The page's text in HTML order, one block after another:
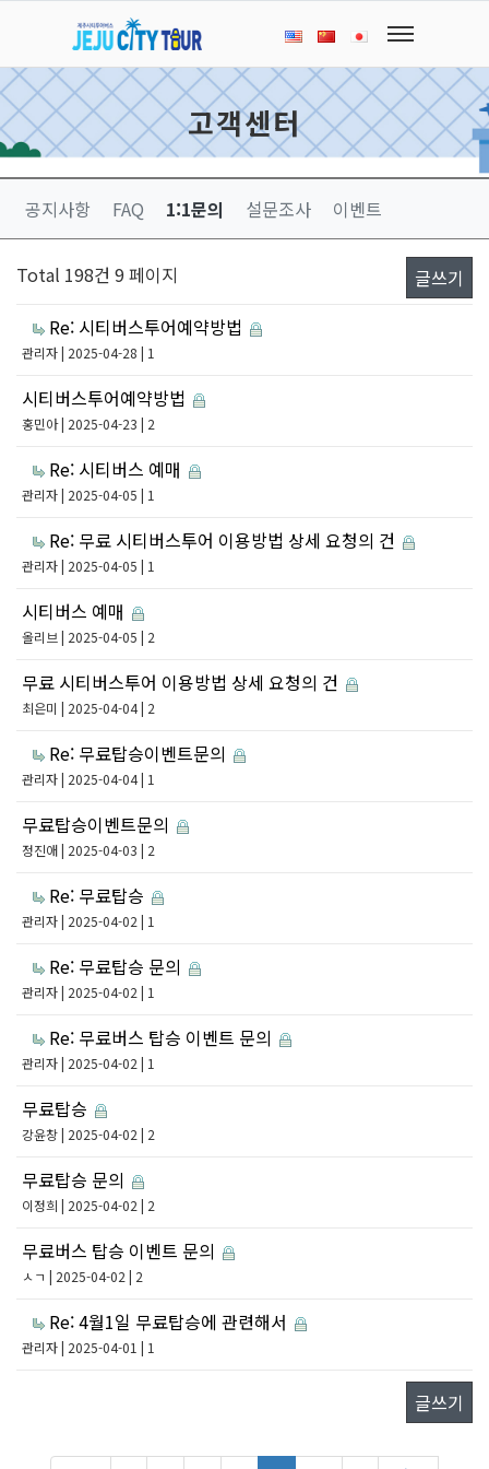
고객센터
공지사항 FAQ 1:1문의 설문조사 이벤트
Total 198건 9 페이지
글쓰기
Re: 시티버스투어예약방법
관리자| 2025-04-28 | 1
시티버스투어예약방법
홍민아| 2025-04-23 | 2
Re: 시티버스 예매
관리자| 2025-04-05 | 1
Re: 무료 시티버스투어 이용방법 상세 요청의 건
관리자| 2025-04-05 | 1
시티버스 예매
올리브 | 2025-04-05 | 2
무료 시티버스투어 이용방법 상세 요청의 건
최은미 | 2025-04-04 | 2
Re: 무료탑승이벤트문의
관리자| 2025-04-04 | 1
무료탑승이벤트문의
정진애| 2025-04-03 | 2
Re: 무료탑승
관리자| 2025-04-02 | 1
Re: 무료탑승 문의
관리자| 2025-04-02 | 1
Re: 무료버스 탑승 이벤트 문의
관리자| 2025-04-02 | 1
무료탑승
강윤창| 2025-04-02 | 2
무료탑승 문의
이정희 | 2025-04-02 | 2
무료버스 탑승 이벤트 문의
ㅅㄱ | 2025-04-02 | 2
Re: 4월1일 무료탑승에 관련해서
관리자| 2025-04-01 | 1
글쓰기